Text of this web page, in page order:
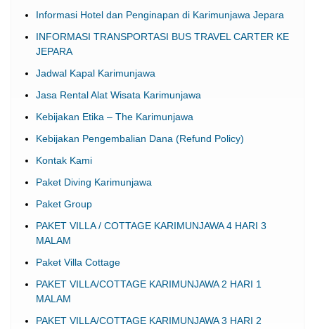
Informasi Hotel dan Penginapan di Karimunjawa Jepara
INFORMASI TRANSPORTASI BUS TRAVEL CARTER KE
JEPARA
Jadwal Kapal Karimunjawa
Jasa Rental Alat Wisata Karimunjawa
Kebijakan Etika – The Karimunjawa
Kebijakan Pengembalian Dana (Refund Policy)
Kontak Kami
Paket Diving Karimunjawa
Paket Group
PAKET VILLA / COTTAGE KARIMUNJAWA 4 HARI 3
MALAM
Paket Villa Cottage
PAKET VILLA/COTTAGE KARIMUNJAWA 2 HARI 1
MALAM
PAKET VILLA/COTTAGE KARIMUNJAWA 3 HARI 2